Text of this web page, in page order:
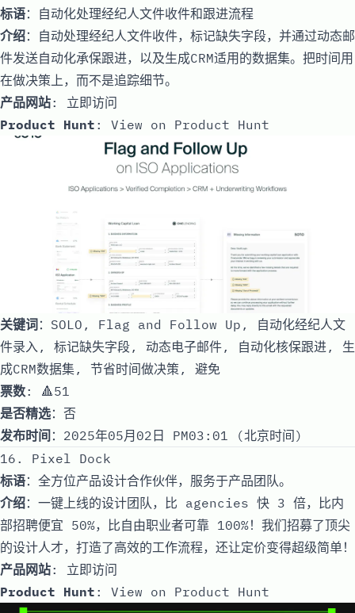
标语：自动化处理经纪人文件收件和跟进流程
介绍：自动处理经纪人文件收件，标记缺失字段，并通过动态邮
件发送自动化承保跟进，以及生成CRM适用的数据集。把时间用
在做决策上，而不是追踪细节。
产品网站: 立即访问
Product Hunt : View on Product Hunt
关键词：SOLO, Flag and Follow Up, 自动化经纪人文
件录入, 标记缺失字段, 动态电子邮件, 自动化核保跟进, 生
成CRM数据集, 节省时间做决策, 避免
票数: 🔺51
是否精选：否
发布时间 ：2025年05月02日 PM03:01 (北京时间)
16. Pixel Dock
标语：全方位产品设计合作伙伴，服务于产品团队。
介绍：一键上线的设计团队，比 agencies 快 3 倍，比内
部招聘便宜 50%，比自由职业者可靠 100%！我们招募了顶尖
的设计人才，打造了高效的工作流程，还让定价变得超级简单！
产品网站: 立即访问
Product Hunt : View on Product Hunt